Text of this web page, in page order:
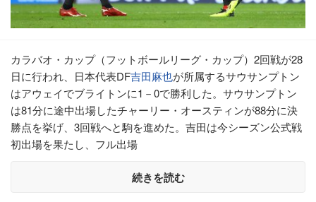
カラバオ・カップ（フットボールリーグ・カップ）2回戦が28
日に行われ、日本代表DF吉田麻也が所属するサウサンプトン
はアウェイでブライトンに1－0で勝利した。サウサンプトン
は81分に途中出場したチャーリー・オースティンが88分に決
勝点を挙げ、3回戦へと駒を進めた。吉田は今シーズン公式戦
初出場を果たし、フル出場
続きを読む